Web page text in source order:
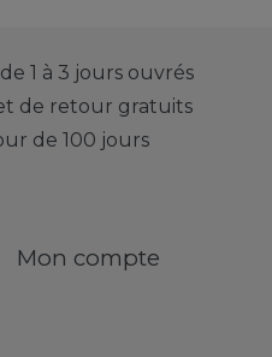
1 à 3 jours ouvrés
de retour gratuits
de 100 jours
Mon compte